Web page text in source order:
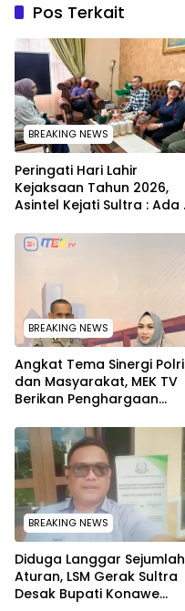
Pos Terkait
BREAKING NEWS
Peringati Hari Lahir
Kejaksaan Tahun 2026,
Asintel Kejati Sultra : Ada
sampai Adhyaksa Run
BREAKING NEWS
Angkat Tema Sinergi Polri
dan Masyarakat, MEK TV
Berikan Penghargaan
melalui Kabid Humas
BREAKING NEWS
Diduga Langgar Sejumlah
Aturan, LSM Gerak Sultra
Desak Bupati Konawe